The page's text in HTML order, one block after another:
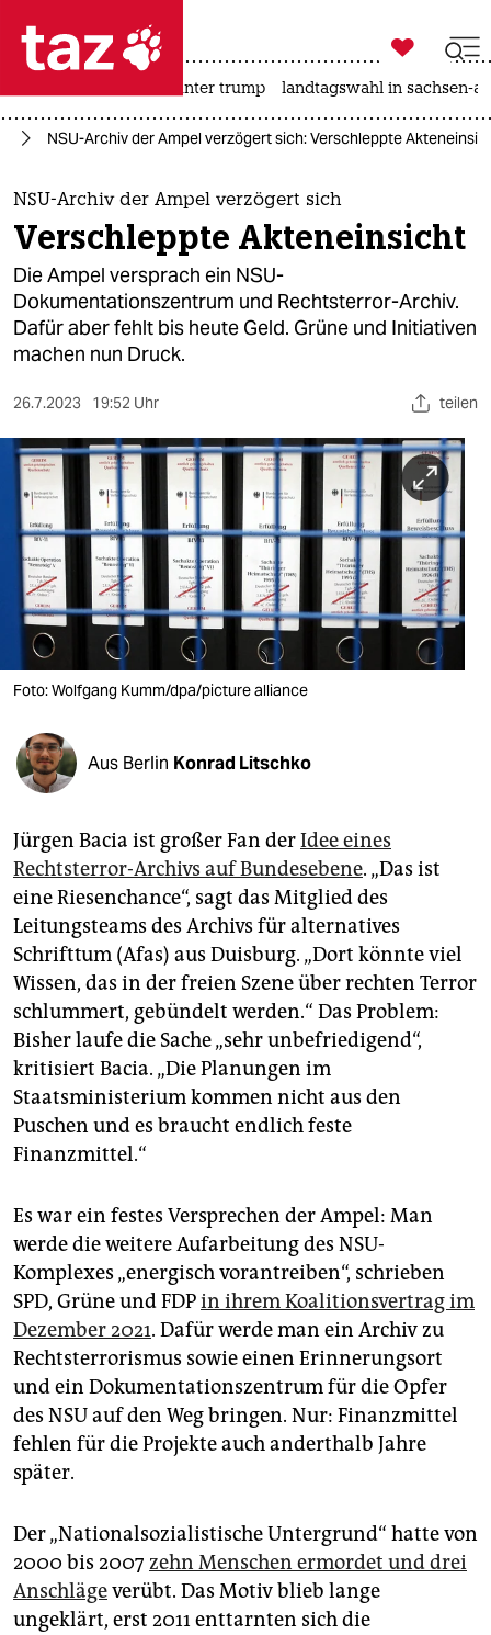
 taz zahl ich
taz zahl ich
themen
politik
öko
gesellschaft
kultur
sport
berlin
nord
wahrheit
verlag
verlag
veranstaltungen
shop
unterstützen
abo
genossenschaft
epaper login

taz zahl ich
usa unter trump landtagswahl in sachsen-
NSU-Archiv der Ampel verzögert sich: Verschleppte
NSU-Archiv der Ampel verzögert sich
Verschleppte Akteneinsicht
Die Ampel versprach ein NSU-
Dokumentationszentrum und Rechtsterror-Archiv.
Dafür aber fehlt bis heute Geld. Grüne und Initiativen
machen nun Druck.
26.7.2023 19:52 Uhr teilen
Foto: Wolfgang Kumm/dpa/picture alliance
Aus Berlin Konrad Litschko
Jürgen Bacia ist großer Fan derIdee eines
Rechtsterror-Archivs auf Bundesebene. „Das ist
eine Riesenchance“, sagt das Mitglied des
Leitungsteams des Archivs für alternatives
Schrifttum (Afas) aus Duisburg. „Dort könnte viel
Wissen, das in der freien Szene über rechten Terror
schlummert, gebündelt werden.“ Das Problem:
Bisher laufe die Sache „sehr unbefriedigend“,
kritisiert Bacia. „Die Planungen im
Staatsministerium kommen nicht aus den
Puschen und es braucht endlich feste
Finanzmittel.“
Es war ein festes Versprechen der Ampel: Man
werde die weitere Aufarbeitung des NSU-
Komplexes „energisch vorantreiben“, schrieben
SPD, Grüne und FDPin ihrem Koalitionsvertrag im
Dezember 2021. Dafür werde man ein Archiv zu
Rechtsterrorismus sowie einen Erinnerungsort
und ein Dokumentationszentrum für die Opfer
des NSU auf den Weg bringen. Nur: Finanzmittel
fehlen für die Projekte auch anderthalb Jahre
später.
Der „Nationalsozialistische Untergrund“ hatte von
2000 bis 2007 zehn Menschen ermordet und drei
Anschlägeverübt. Das Motiv blieb lange
ungeklärt, erst 2011 enttarnten sich die